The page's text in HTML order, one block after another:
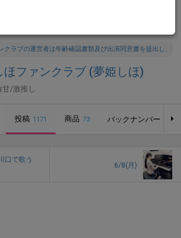
クラブの運営者は年齢確認書類及び出演同意書を提出し、
ほファンクラブ (夢姫しほ)
甘/激推し
投稿 1171 商品 73 バックナンバー
口で歌う
6/8(月)